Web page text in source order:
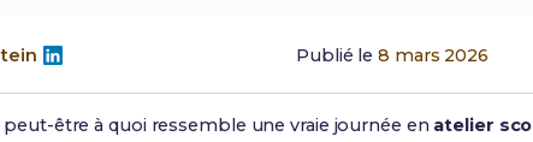
Publié le8 mars 2026
être à quoi ressemble une vraie journée en atelier